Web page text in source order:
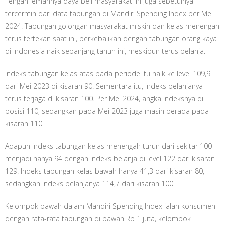
tercermin dari data tabungan di Mandiri Spending Index per Mei
2024. Tabungan golongan masyarakat miskin dan kelas menengah
terus tertekan saat ini, berkebalikan dengan tabungan orang kaya
di Indonesia naik sepanjang tahun ini, meskipun terus belanja.
Indeks tabungan kelas atas pada periode itu naik ke level 109,9
dari Mei 2023 di kisaran 90. Sementara itu, indeks belanjanya
terus terjaga di kisaran 100. Per Mei 2024, angka indeksnya di
posisi 110, sedangkan pada Mei 2023 juga masih berada pada
kisaran 110.
Adapun indeks tabungan kelas menengah turun dari sekitar 100
menjadi hanya 94 dengan indeks belanja di level 122 dari kisaran
129. Indeks tabungan kelas bawah hanya 41,3 dari kisaran 80,
sedangkan indeks belanjanya 114,7 dari kisaran 100.
Kelompok bawah dalam Mandiri Spending Index ialah konsumen
dengan rata-rata tabungan di bawah Rp 1 juta, kelompok